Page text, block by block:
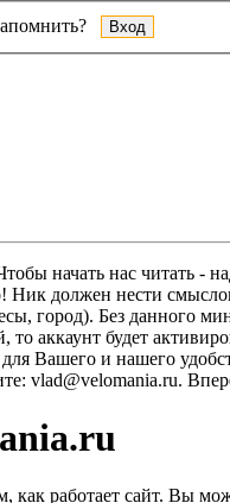
начать нас читать -
Ник должен нести
город). Без данного
аккаунт будет
Вашего и нашего
vlad@velomania.ru.
как работает сайт. Вы